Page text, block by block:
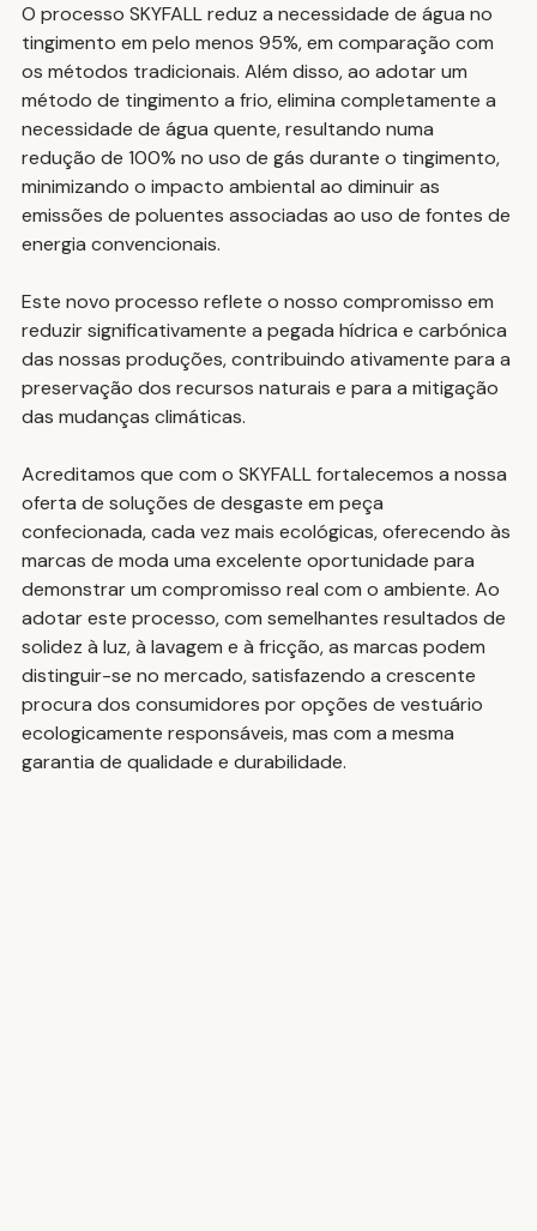
O processo SKYFALL reduz a necessidade de água no
tingimento em pelo menos 95%, em comparação com
os métodos tradicionais. Além disso, ao adotar um
método de tingimento a frio, elimina completamente a
necessidade de água quente, resultando numa
redução de 100% no uso de gás durante o tingimento,
minimizando o impacto ambiental ao diminuir as
emissões de poluentes associadas ao uso de fontes de
energia convencionais.
Este novo processo reflete o nosso compromisso em
reduzir significativamente a pegada hídrica e carbónica
das nossas produções, contribuindo ativamente para a
preservação dos recursos naturais e para a mitigação
das mudanças climáticas.
Acreditamos que com o SKYFALL fortalecemos a nossa
oferta de soluções de desgaste em peça
confecionada, cada vez mais ecológicas, oferecendo às
marcas de moda uma excelente oportunidade para
demonstrar um compromisso real com o ambiente. Ao
adotar este processo, com semelhantes resultados de
solidez à luz, à lavagem e à fricção, as marcas podem
distinguir-se no mercado, satisfazendo a crescente
procura dos consumidores por opções de vestuário
ecologicamente responsáveis, mas com a mesma
garantia de qualidade e durabilidade.